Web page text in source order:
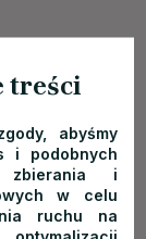
Orlica:
treści
abyśmy
i podobnych
i
w celu
ruchu na